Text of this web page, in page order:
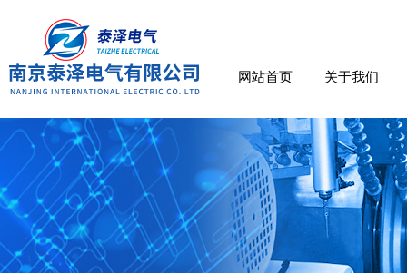
网站首页 关于我们